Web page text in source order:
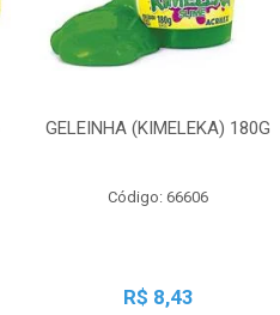
GELEINHA (KIMELEKA) 180G
Código: 66606
R$ 8,43